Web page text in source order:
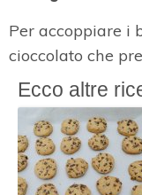
Per accoppiare i
cioccolato che
Ecco altre